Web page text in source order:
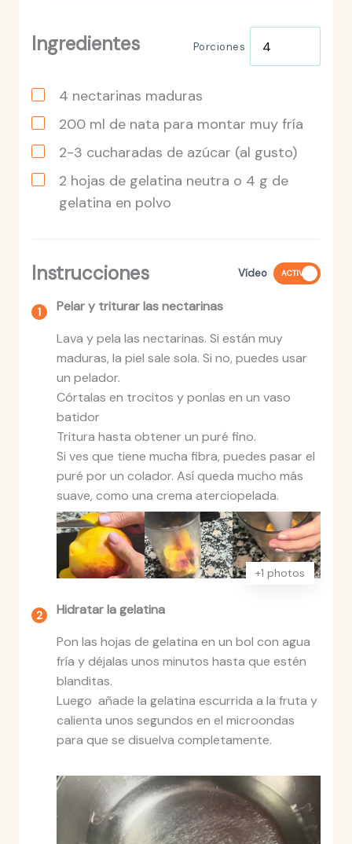
Ingredientes Porciones
4 nectarinas maduras
200 ml de nata para montar muy fría
2-3 cucharadas de azúcar (al gusto)
2 hojas de gelatina neutra o 4 g de
gelatina en polvo
Instrucciones Vídeo ACTIVO
Pelar y triturar las nectarinas
Lava y pela las nectarinas. Si están muy
maduras, la piel sale sola. Si no, puedes usar
un pelador.
Córtalas en trocitos y ponlas en un vaso
batidor
Tritura hasta obtener un puré fino.
Si ves que tiene mucha fibra, puedes pasar el
puré por un colador. Así queda mucho más
suave, como una crema aterciopelada.
+1 photos
Hidratar la gelatina
Pon las hojas de gelatina en un bol con agua
fría y déjalas unos minutos hasta que estén
blanditas.
Luego añade la gelatina escurrida a la fruta y
calienta unos segundos en el microondas
para que se disuelva completamente.